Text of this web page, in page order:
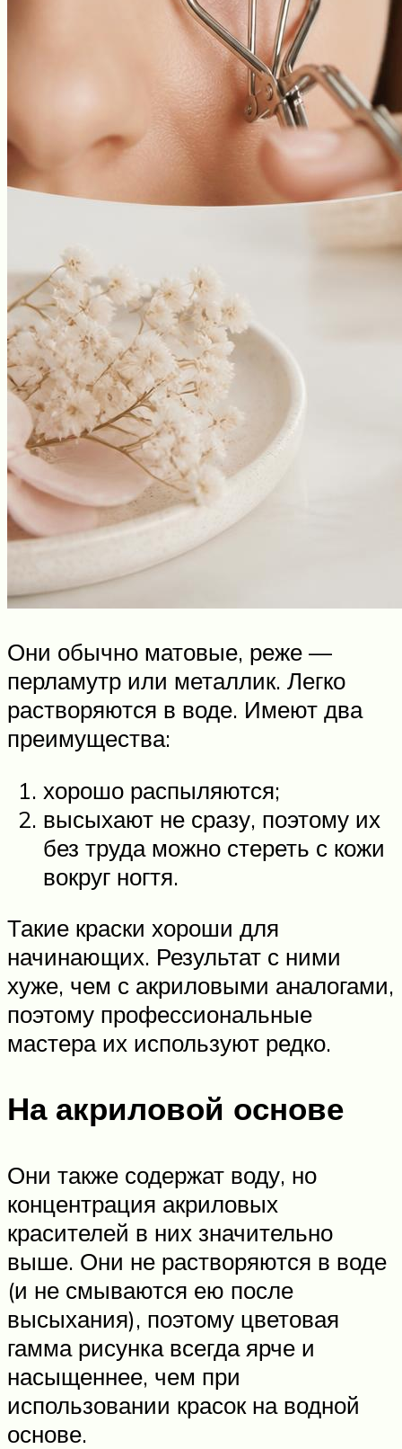
Они обычно матовые, реже —
перламутр или металлик. Легко
растворяются в воде. Имеют два
преимущества:
хорошо распыляются;
высыхают не сразу, поэтому их
без труда можно стереть с кожи
вокруг ногтя.
Такие краски хороши для
начинающих. Результат с ними
хуже, чем с акриловыми аналогами,
поэтому профессиональные
мастера их используют редко.
На акриловой основе
Они также содержат воду, но
концентрация акриловых
красителей в них значительно
выше. Они не растворяются в воде
(и не смываются ею после
высыхания), поэтому цветовая
гамма рисунка всегда ярче и
насыщеннее, чем при
использовании красок на водной
основе.